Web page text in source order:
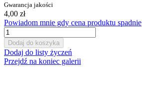
Gwarancja jakości
4,00 zł
Powiadom mnie gdy cena produktu spadnie
Dodaj do koszyka
Dodaj do listy życzeń
Przejdź na koniec galerii